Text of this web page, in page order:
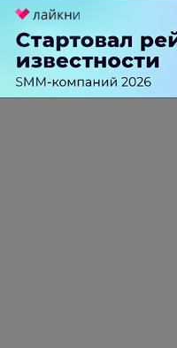
больше года
Паника
сообщал,
везде, заботы